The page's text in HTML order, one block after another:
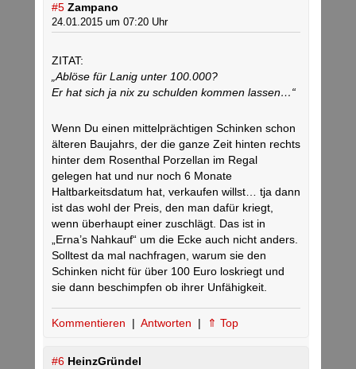
#5 Zampano
24.01.2015 um 07:20 Uhr
ZITAT:
„Ablöse für Lanig unter 100.000?
Er hat sich ja nix zu schulden kommen lassen…“
Wenn Du einen mittelprächtigen Schinken schon
älteren Baujahrs, der die ganze Zeit hinten rechts
hinter dem Rosenthal Porzellan im Regal
gelegen hat und nur noch 6 Monate
Haltbarkeitsdatum hat, verkaufen willst… tja dann
ist das wohl der Preis, den man dafür kriegt,
wenn überhaupt einer zuschlägt. Das ist in
„Erna’s Nahkauf“ um die Ecke auch nicht anders.
Solltest da mal nachfragen, warum sie den
Schinken nicht für über 100 Euro loskriegt und
sie dann beschimpfen ob ihrer Unfähigkeit.
Kommentieren | Antworten | ⇑ Top
#6 HeinzGründel